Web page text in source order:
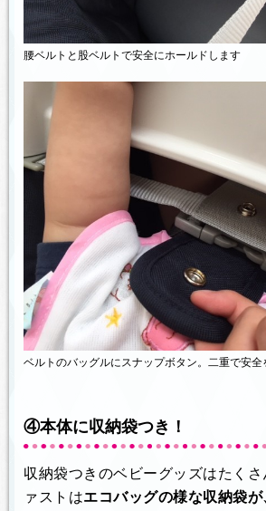
腰ベルトと股ベルトで安全にホールドします
ベルトのバッグルにスナップボタン。二重で安全
④本体に収納袋つき！
収納袋つきのベビーグッズはたく
ァストはエコバッグの様な収納袋